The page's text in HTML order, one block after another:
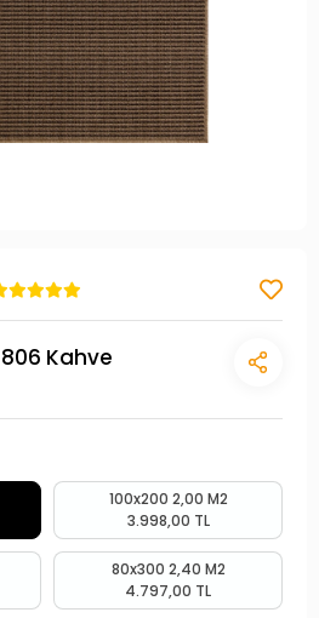
Kahve
100x200 2,00 M2
3.998,00 TL
80x300 2,40 M2
4.797,00 TL